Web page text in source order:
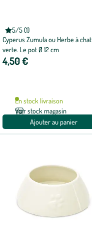
5/5 (1)
Note
moyenne
de
5
sur
5
Cyperus Zumula ou Herbe à chat
verte. Le pot Ø 12 cm
4,50 €
En stock livraison
Voir stock magasin
Ajouter au panier